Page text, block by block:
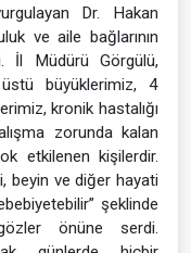
Dr. Hakan
ve aile bağlarının
İl Müdürü Görgülü,
büyüklerimiz, 4
kronik hastalığı
zorunda kalan
etkilenen kişilerdir.
beyin ve diğer hayati
şeklinde
önüne serdi.